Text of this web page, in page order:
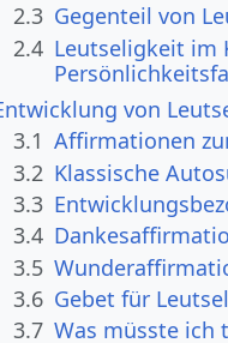
2.3 Gegenteil von
2.4 Leutseligkeit im
von
3.1 Affirmationen
3.2 Klassische
3.3
3.4
3.5
3.6 Gebet für
3.7 Was müsste ich